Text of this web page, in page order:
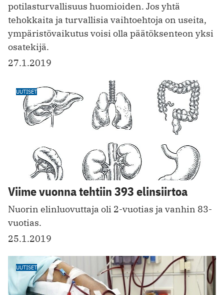
potilasturvallisuus huomioiden. Jos yhtä
tehokkaita ja turvallisia vaihtoehtoja on useita,
ympäristövaikutus voisi olla päätöksenteon yksi
osatekijä.
27.1.2019
UUTISET
Viime vuonna tehtiin 393 elinsiirtoa
Nuorin elinluovuttaja oli 2-vuotias ja vanhin 83-
vuotias.
25.1.2019
UUTISET